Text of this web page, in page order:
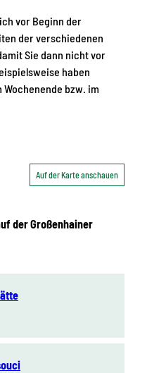
vor Beginn der
der verschiedenen
Sie dann nicht vor
haben
bzw. im
Auf der Karte anschauen
der Großenhainer